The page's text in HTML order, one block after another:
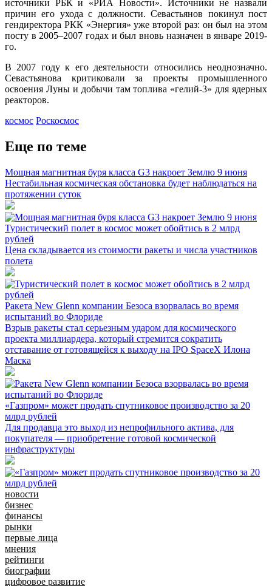
источники РБК и «РИА Новости». Источники не назвали
причин его ухода с должности. Севастьянов покинул пост
гендиректора РКК «Энергия» уже второй раз: он был на этом
посту в 2005–2007 годах и был вновь назначен в январе 2019-
го.
В 2007 году к его деятельности относились неоднозначно.
Севастьянова критиковали за проекты промышленного
освоения Луны и добычи там топлива «гелий-3» для ядерных
реакторов.
космос Роскосмос
Еще по теме
Мощная магнитная буря класса G3 накроет Землю 9 июня
Нестабильная космическая обстановка будет наблюдаться на
протяжении суток
Туристический полет в космос может обойтись в 2 млрд
рублей
Цена складывается из стоимости ракеты и числа участников
полета
Ракета New Glenn компании Безоса взорвалась во время
испытаний во Флориде
Взрыв ракеты стал серьезным ударом для космического
проекта миллиардера, который стремится сократить
отставание от готовящейся к выходу на IPO SpaceX Илона
Маска
«Газпром» может продать спутниковое производство за 20
млрд рублей
Для продавца это выход из непрофильного актива, для
покупателя — приобретение готовой космической
инфраструктуры
новости
бизнес
финансы
рынки
первые лица
мнения
рейтинги
биографии
цифровое развитие